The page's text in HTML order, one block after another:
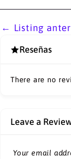
← Listing
Reseñas
There are no
Leave a
Your email